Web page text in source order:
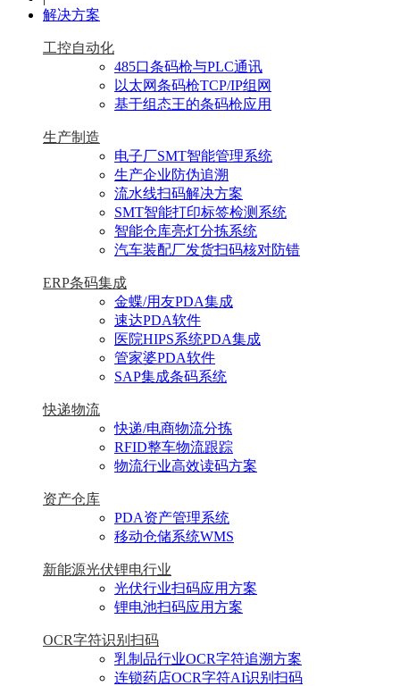
解决方案
工控自动化
485口条码枪与PLC通讯
以太网条码枪TCP/IP组网
基于组态王的条码枪应用
生产制造
电子厂SMT智能管理系统
生产企业防伪追溯
流水线扫码解决方案
SMT智能打印标签检测系统
智能仓库亮灯分拣系统
汽车装配厂发货扫码核对防错
ERP条码集成
金蝶/用友PDA集成
速达PDA软件
医院HIPS系统PDA集成
管家婆PDA软件
SAP集成条码系统
快递物流
快递/电商物流分拣
RFID整车物流跟踪
物流行业高效读码方案
资产仓库
PDA资产管理系统
移动仓储系统WMS
新能源光伏锂电行业
光伏行业扫码应用方案
锂电池扫码应用方案
OCR字符识别扫码
乳制品行业OCR字符追溯方案
连锁药店OCR字符AI识别扫码